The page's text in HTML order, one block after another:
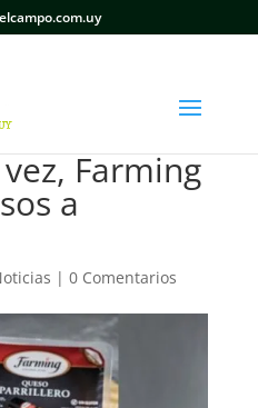
Farming
a
| 0 Comentarios